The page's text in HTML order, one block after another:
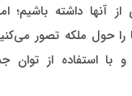
از آنها داشته باشیم؛
را حول ملکه تصور
و با استفاده از